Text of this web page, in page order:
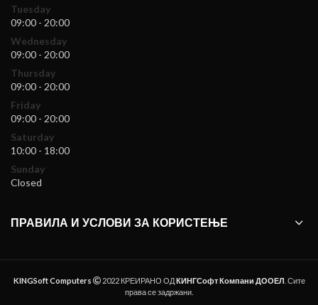
Tuesday
09:00 - 20:00
Wednesday
09:00 - 20:00
Thursday
09:00 - 20:00
Friday
09:00 - 20:00
Saturday
10:00 - 18:00
Sunday
Closed
ПРАВИЛА И УСЛОВИ ЗА КОРИСТЕЊЕ
KINGSoft Computers 2022 КРЕИРАНО ОДКИНГСофт Компани ДООЕЛ . Сите
права се задржани.